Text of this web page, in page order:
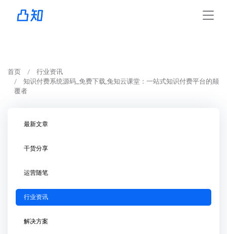
首页
行业资讯
知识付费系统源码_免费下载,兔知云课堂：一站式知识付费平台的颠
覆者
最新文章
干货分享
运营随笔
行业资讯
解决方案